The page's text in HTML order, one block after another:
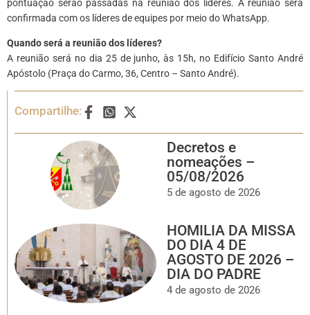
pontuação serão passadas na reunião dos líderes. A reunião será
confirmada com os líderes de equipes por meio do WhatsApp.
Quando será a reunião dos líderes?
A reunião será no dia 25 de junho, às 15h, no Edifício Santo André
Apóstolo (Praça do Carmo, 36, Centro – Santo André).
Compartilhe:
Decretos e
nomeações –
05/08/2026
5 de agosto de 2026
HOMILIA DA MISSA
DO DIA 4 DE
AGOSTO DE 2026 –
DIA DO PADRE
4 de agosto de 2026